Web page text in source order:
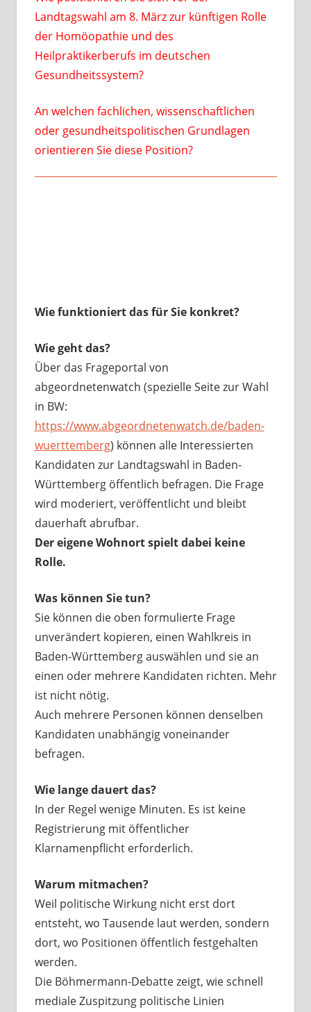
Landtagswahl am 8. März zur künftigen Rolle
der Homöopathie und des
Heilpraktikerberufs im deutschen
Gesundheitssystem?
An welchen fachlichen, wissenschaftlichen
oder gesundheitspolitischen Grundlagen
orientieren Sie diese Position?
Wie funktioniert das für Sie konkret?
Wie geht das?
Über das Frageportal von
abgeordnetenwatch (spezielle Seite zur Wahl
in BW:
https://www.abgeordnetenwatch.de/baden-
wuerttemberg) können alle Interessierten
Kandidaten zur Landtagswahl in Baden-
Württemberg öffentlich befragen. Die Frage
wird moderiert, veröffentlicht und bleibt
dauerhaft abrufbar.
Der eigene Wohnort spielt dabei keine
Rolle.
Was können Sie tun?
Sie können die oben formulierte Frage
unverändert kopieren, einen Wahlkreis in
Baden-Württemberg auswählen und sie an
einen oder mehrere Kandidaten richten. Mehr
ist nicht nötig.
Auch mehrere Personen können denselben
Kandidaten unabhängig voneinander
befragen.
Wie lange dauert das?
In der Regel wenige Minuten. Es ist keine
Registrierung mit öffentlicher
Klarnamenpflicht erforderlich.
Warum mitmachen?
Weil politische Wirkung nicht erst dort
entsteht, wo Tausende laut werden, sondern
dort, wo Positionen öffentlich festgehalten
werden.
Die Böhmermann-Debatte zeigt, wie schnell
mediale Zuspitzung politische Linien